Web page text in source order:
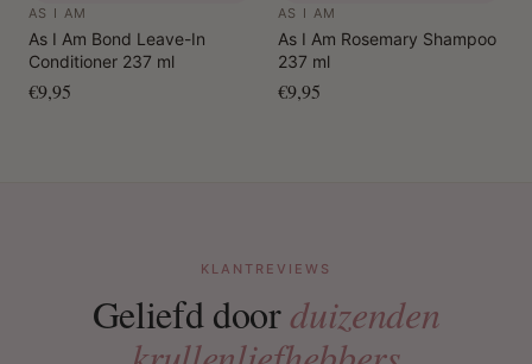
AS I AM
As I Am Bond Leave-In
Conditioner 237 ml
€9,95
AS I AM
As I Am Rosemary Shampoo
237 ml
€9,95
KLANTREVIEWS
Geliefd doorduizenden